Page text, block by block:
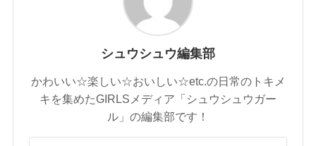
シュウシュウ編集部
かわいい☆楽しい☆おいしい☆etc.の日常のトキメ
キを集めたGIRLSメディア「シュウシュウガー
ル」の編集部です！